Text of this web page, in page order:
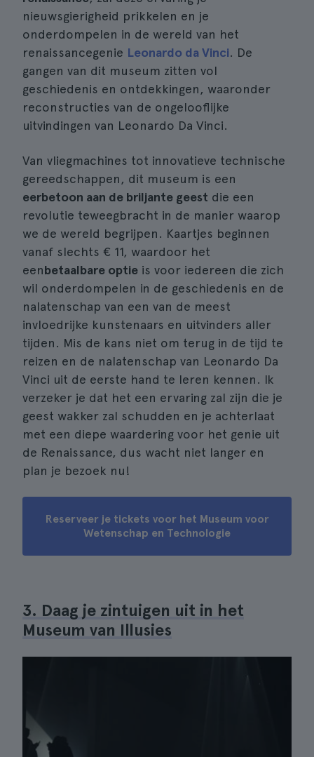
nieuwsgierigheid prikkelen en je
onderdompelen in de wereld van het
renaissancegenie Leonardo da Vinci. De
gangen van dit museum zitten vol
geschiedenis en ontdekkingen, waaronder
reconstructies van de ongelooflijke
uitvindingen van Leonardo Da Vinci.
Van vliegmachines tot innovatieve technische
gereedschappen, dit museum is een
eerbetoon aan de briljante geest die een
revolutie teweegbracht in de manier waarop
we de wereld begrijpen. Kaartjes beginnen
vanaf slechts € 11, waardoor het
eenbetaalbare optie is voor iedereen die zich
wil onderdompelen in de geschiedenis en de
nalatenschap van een van de meest
invloedrijke kunstenaars en uitvinders aller
tijden. Mis de kans niet om terug in de tijd te
reizen en de nalatenschap van Leonardo Da
Vinci uit de eerste hand te leren kennen. Ik
verzeker je dat het een ervaring zal zijn die je
geest wakker zal schudden en je achterlaat
met een diepe waardering voor het genie uit
de Renaissance, dus wacht niet langer en
plan je bezoek nu!
Reserveer je tickets voor het Museum voor
Wetenschap en Technologie
3. Daag je zintuigen uit in het
Museum van Illusies